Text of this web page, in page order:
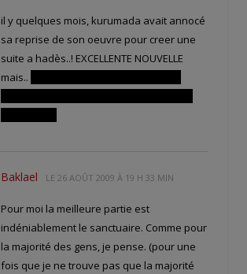
il y quelques mois, kurumada avait annocé
sa reprise de son oeuvre pour creer une
suite a hadès..! EXCELLENTE NOUVELLE
mais..
Baklael LE 26 AOÛT 2009 À 19 H 33 MIN
Pour moi la meilleure partie est
indéniablement le sanctuaire. Comme pour
la majorité des gens, je pense. (pour une
fois que je ne trouve pas que la majorité